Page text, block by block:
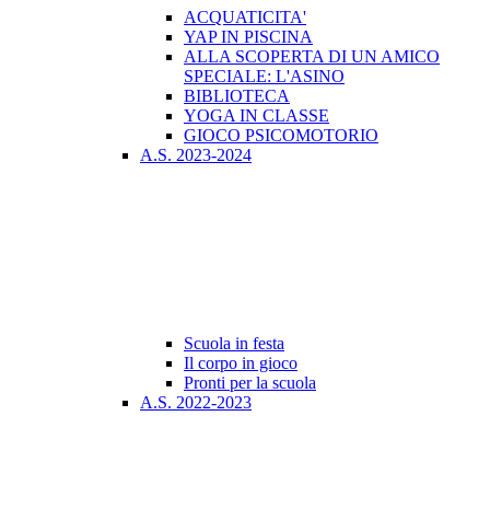
ACQUATICITA'
YAP IN PISCINA
ALLA SCOPERTA DI UN AMICO
SPECIALE: L'ASINO
BIBLIOTECA
YOGA IN CLASSE
GIOCO PSICOMOTORIO
A.S. 2023-2024
Scuola in festa
Il corpo in gioco
Pronti per la scuola
A.S. 2022-2023